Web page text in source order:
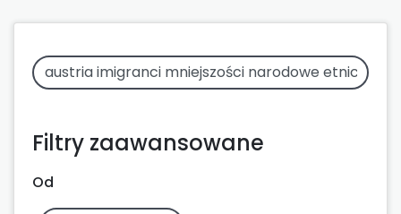
Filtry zaawansowane
Od